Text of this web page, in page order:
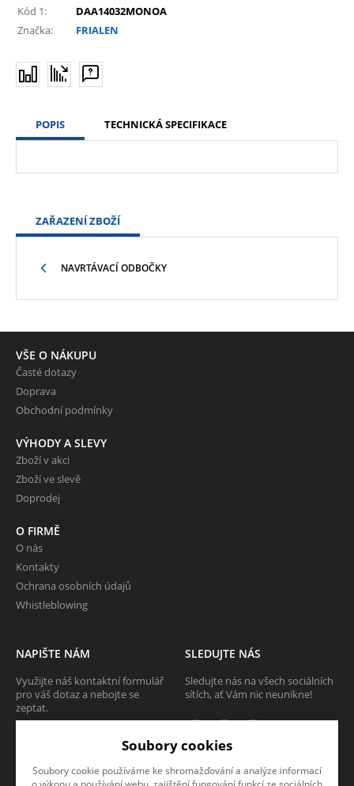
Kód 1:
DAA14032MONOA
Značka:
FRIALEN
POPIS TECHNICKÁ SPECIFIKACE
ZAŘAZENÍ ZBOŽÍ
NAVRTÁVACÍ ODBOČKY
VŠE O NÁKUPU
Časté dotazy
Doprava
Obchodní podmínky
VÝHODY A SLEVY
Zboží v akci
Zboží ve slevě
Doprodej
O FIRMĚ
O nás
Kontakty
Ochrana osobních údajů
Whistleblowing
NAPIŠTE NÁM
Využijte náš kontaktní formulář
pro váš dotaz a nebojte se
zeptat.
SLEDUJTE NÁS
Sledujte nás na všech sociálních
sítích, ať Vám nic neunikne!
Soubory cookies
Soubory cookie používáme ke shromažďování a analýze informací